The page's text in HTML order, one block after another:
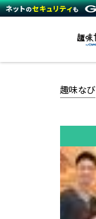
趣味なび